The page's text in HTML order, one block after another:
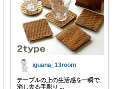
iguana_13room
テーブルの上の生活感を一瞬で
消し去る手彫り ...